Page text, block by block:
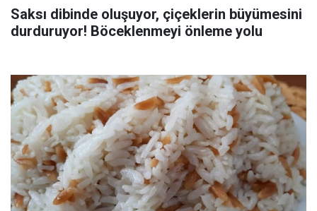
Saksı dibinde oluşuyor, çiçeklerin büyümesini
durduruyor! Böceklenmeyi önleme yolu